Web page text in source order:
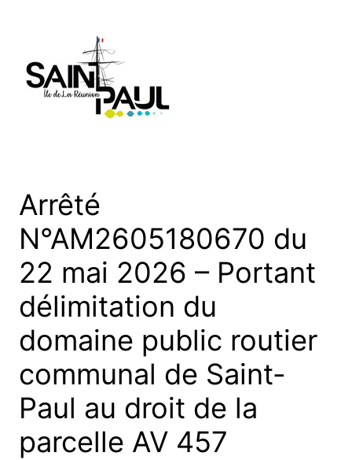
Arrêté
N°AM2605180670 du
22 mai 2026 – Portant
délimitation du
domaine public routier
communal de Saint-
Paul au droit de la
parcelle AV 457